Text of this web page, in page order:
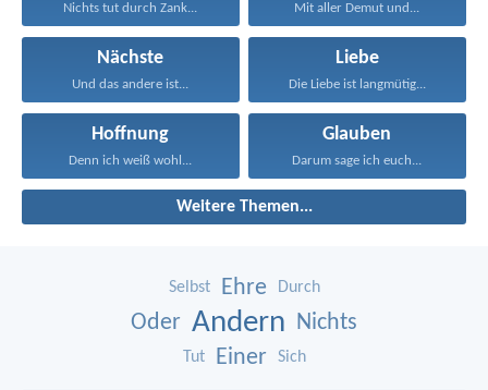
Nichts tut durch Zank... Mit aller Demut und...
Nächste
Und das andere ist...
Liebe
Die Liebe ist langmütig...
Hoffnung
Denn ich weiß wohl...
Glauben
Darum sage ich euch...
Weitere Themen...
Selbst Ehre Durch
Oder Andern Nichts
Tut Einer Sich